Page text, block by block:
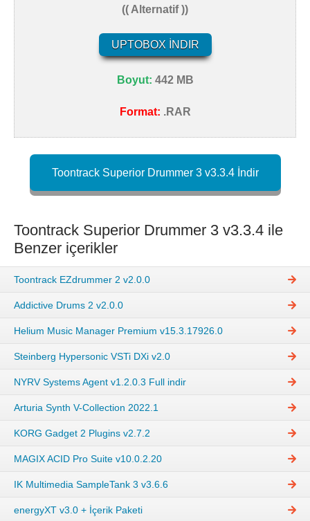
(( Alternatif ))
UPTOBOX İNDIR
Boyut: 442 MB
Format: .RAR
Toontrack Superior Drummer 3 v3.3.4 İndir
Toontrack Superior Drummer 3 v3.3.4 ile
Benzer içerikler
Toontrack EZdrummer 2 v2.0.0
Addictive Drums 2 v2.0.0
Helium Music Manager Premium v15.3.17926.0
Steinberg Hypersonic VSTi DXi v2.0
NYRV Systems Agent v1.2.0.3 Full indir
Arturia Synth V-Collection 2022.1
KORG Gadget 2 Plugins v2.7.2
MAGIX ACID Pro Suite v10.0.2.20
IK Multimedia SampleTank 3 v3.6.6
energyXT v3.0 + İçerik Paketi